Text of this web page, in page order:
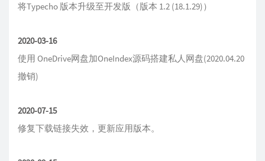
将Typecho 版本升级至开发版（版本 1.2 (18.1.29)）
2020-03-16
使用 OneDrive网盘加OneIndex源码搭建私人网盘(2020.04.20
撤销)
2020-07-15
修复下载链接失效，更新应用版本。